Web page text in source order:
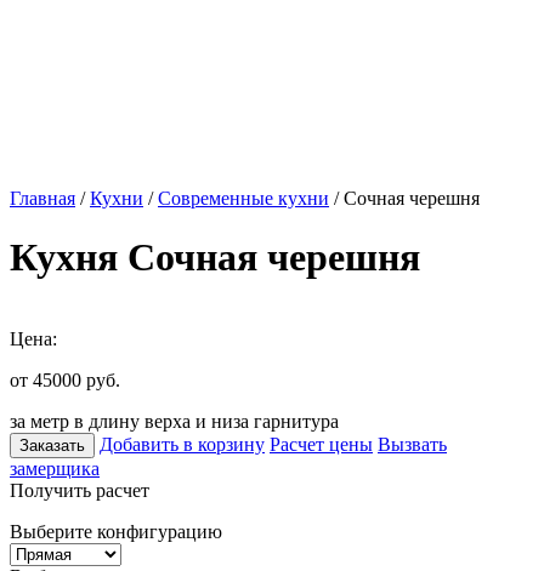
Главная /Кухни /Современные кухни / Сочная черешня
Кухня Сочная черешня
Цена:
от 45000 руб.
за метр в длину верха и низа гарнитура
Заказать Добавить в корзину Расчет цены Вызвать
замерщика
Получить расчет
Выберите конфигурацию